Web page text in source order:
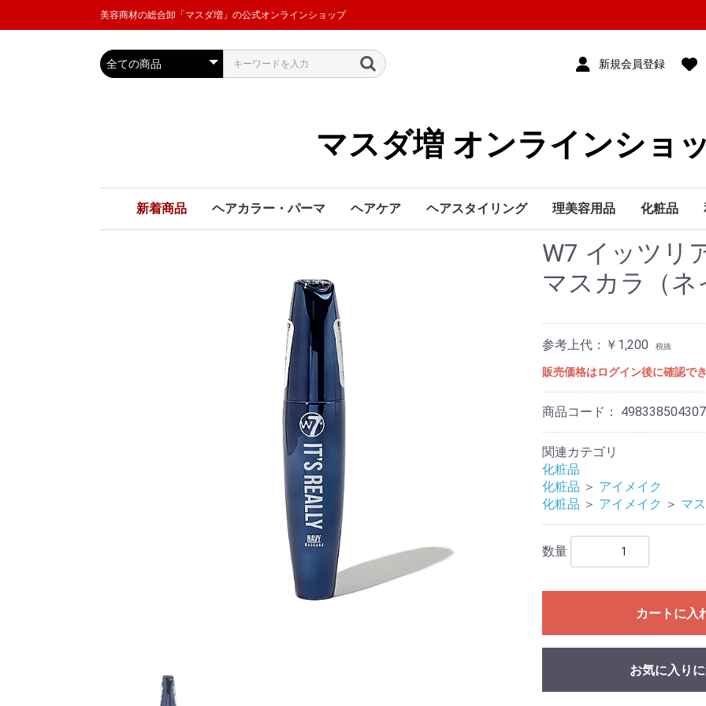
美容商材の総合卸「マスダ増」の公式オンラインショップ
新規会員登録
マスダ増 オンラインショ
新着商品 ヘアカラー・パーマ
アリミノ
インターコスメ
インターレップ
ウエラ
香草カラー
サンコール
資生堂
シュワルツコフ
セフティ
ビーエックス
デミ
中野製薬
ナプラ
ナンバースリー
パイモア
フィヨーレ
フォード
ヘンケルジャパン
ホーユー
ミルボン
モルトベーネ
メロス
ルベル
ロレアル
ヘナ商品
その他
ヘアケア
詰め替え
詰め替え
ヘアスタイリング
スプレー
クリーム
ムース
ワックス・ジェル
ミスト・ローション
その他
ブラシ
コーム
ドライヤー
アイロン
ホットカーラー
バリカン/トリマー
その他
理美容用品
シザー・レザー
クロス・ユニフォーム
タオル
ミラー
ピン・クリップ
ウィッグ・クランプ
小物・雑貨
理容室専用品
美容室専用品
書籍
化粧品
基礎化粧品
エステ用品
ベースメイ
アイメイク
ネイル
メイクブラ
化粧雑貨
三善化粧品
W7 イッツリ
マスカラ（ネ
参考上代：￥1,200 税抜
販売価格はログイン後に確認で
商品コード：
関連カテゴリ
化粧品
化粧品 ＞ アイメイク
化粧品 ＞ アイメイク ＞ マ
数量
カートに入
お気に入り